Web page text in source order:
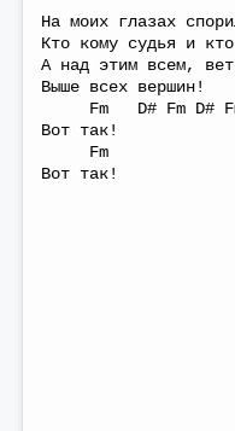
На моих глазах
Кто кому судья и
А над этим всем,
Выше всех вершин!
Fm D# Fm D# Fm
Вот так!
Fm
Вот так!